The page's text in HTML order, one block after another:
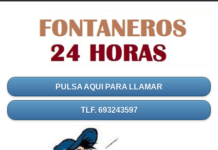
PULSA AQUI PARA LLAMAR
TLF. 693243597